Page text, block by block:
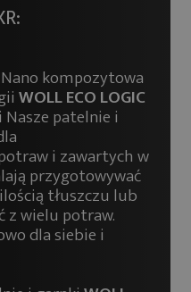
kompozytowa
WOLL ECO LOGIC
Nasze patelnie i
i zawartych w
przygotowywać
tłuszczu lub
z wielu potraw.
dla siebie i